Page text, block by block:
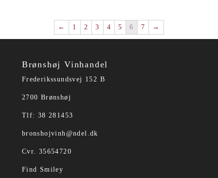
← 1 2 3 4 5 6 7 →
Brønshøj Vinhandel
Frederikssundsvej 152 B
2700 Brønshøj
Tlf: 38 281453
bronshojvinh@ndel.dk
Cvr. 35654720
Find Smiley